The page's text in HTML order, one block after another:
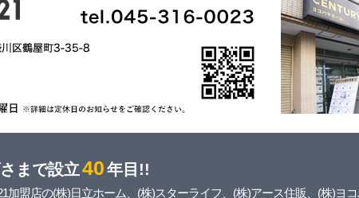
まで設立40年目!!
加盟店の(株)日立ホーム、(株)スターライフ、(株)アース住販、(株)ヨ